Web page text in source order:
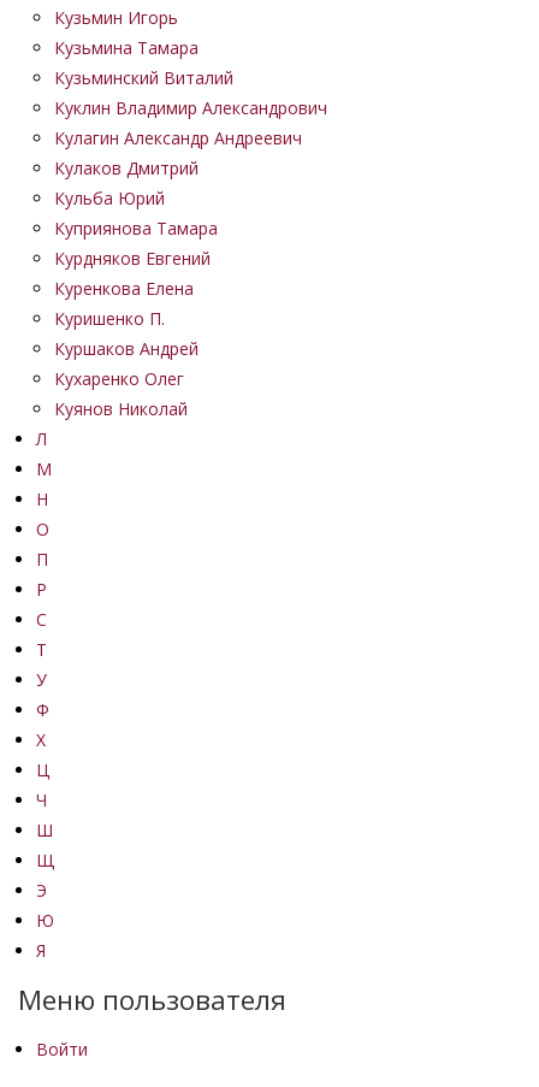
Кузьмин Игорь
Кузьмина Тамара
Кузьминский Виталий
Куклин Владимир Александрович
Кулагин Александр Андреевич
Кулаков Дмитрий
Кульба Юрий
Куприянова Тамара
Курдняков Евгений
Куренкова Елена
Куришенко П.
Куршаков Андрей
Кухаренко Олег
Куянов Николай
Л
М
Н
О
П
Р
С
Т
У
Ф
Х
Ц
Ч
Ш
Щ
Э
Ю
Я
Меню пользователя
Войти